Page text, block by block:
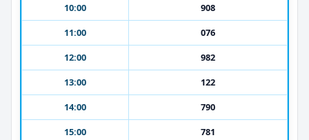
10:00
908
11:00
076
12:00
982
13:00
122
14:00
790
15:00
781